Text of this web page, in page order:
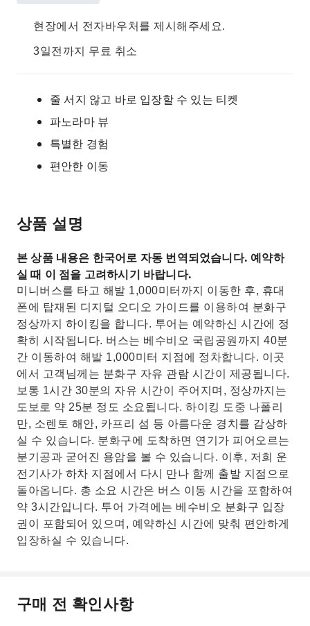
현장에서 전자바우처를 제시해주세요.
3일전까지 무료 취소
줄 서지 않고 바로 입장할 수 있는 티켓
파노라마 뷰
특별한 경험
편안한 이동
상품 설명
본 상품 내용은 한국어로 자동 번역되었습니다. 예약하
실 때 이 점을 고려하시기 바랍니다.
미니버스를 타고 해발 1,000미터까지 이동한 후, 휴대
폰에 탑재된 디지털 오디오 가이드를 이용하여 분화구
정상까지 하이킹을 합니다. 투어는 예약하신 시간에 정
확히 시작됩니다. 버스는 베수비오 국립공원까지 40분
간 이동하여 해발 1,000미터 지점에 정차합니다. 이곳
에서 고객님께는 분화구 자유 관람 시간이 제공됩니다.
보통 1시간 30분의 자유 시간이 주어지며, 정상까지는
도보로 약 25분 정도 소요됩니다. 하이킹 도중 나폴리
만, 소렌토 해안, 카프리 섬 등 아름다운 경치를 감상하
실 수 있습니다. 분화구에 도착하면 연기가 피어오르는
분기공과 굳어진 용암을 볼 수 있습니다. 이후, 저희 운
전기사가 하차 지점에서 다시 만나 함께 출발 지점으로
돌아옵니다. 총 소요 시간은 버스 이동 시간을 포함하여
약 3시간입니다. 투어 가격에는 베수비오 분화구 입장
권이 포함되어 있으며, 예약하신 시간에 맞춰 편안하게
입장하실 수 있습니다.
구매 전 확인사항